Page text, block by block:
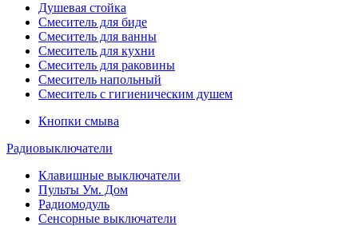
Душевая стойка
Смеситель для биде
Смеситель для ванны
Смеситель для кухни
Смеситель для раковины
Смеситель напольный
Смеситель с гигиеническим душем
Кнопки смыва
Радиовыключатели
Клавишные выключатели
Пульты Ум. Дом
Радиомодуль
Сенсорные выключатели